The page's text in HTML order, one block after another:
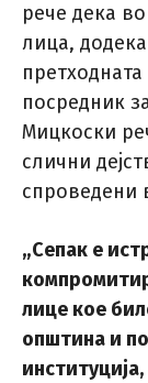
рече дека
лица,
посредник
Мицкоски
слични
спроведени
„Сепак е
лице кое
општина и